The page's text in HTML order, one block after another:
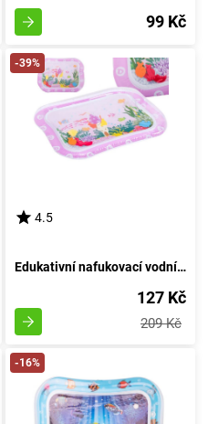
99 Kč
-39%
4.5
Edukativní nafukovací vodní podložka s vodním motivem: růžová
127 Kč
209 Kč
-16%